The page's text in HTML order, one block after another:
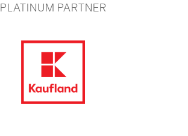
PLATINUM PARTNER